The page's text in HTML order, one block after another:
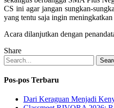
CS ini agar jangan sungkan-
yang tentu saja ingin
Acara dilanjutkan dengan
Share
Pos-pos Terbaru
Dari Keraguan Menjadi